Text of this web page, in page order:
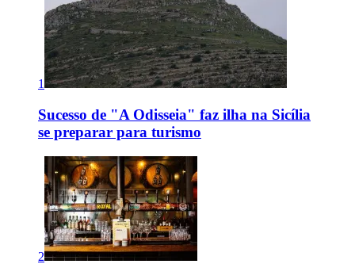
1
Sucesso de "A Odisseia" faz ilha na Sicília
se preparar para turismo
2